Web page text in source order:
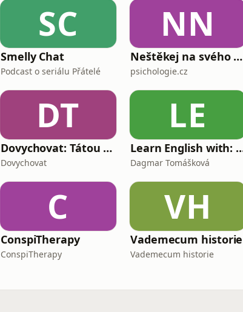
SC
Smelly Chat
Podcast o seriálu Přátelé
NN
Neštěkej na svého psa
psichologie.cz
DT
Dovychovat: Tátou na celý život
Dovychovat
LE
Learn English with: My
Dagmar Tomášková
C
ConspiTherapy
ConspiTherapy
VH
Vademecum historie
Vademecum historie